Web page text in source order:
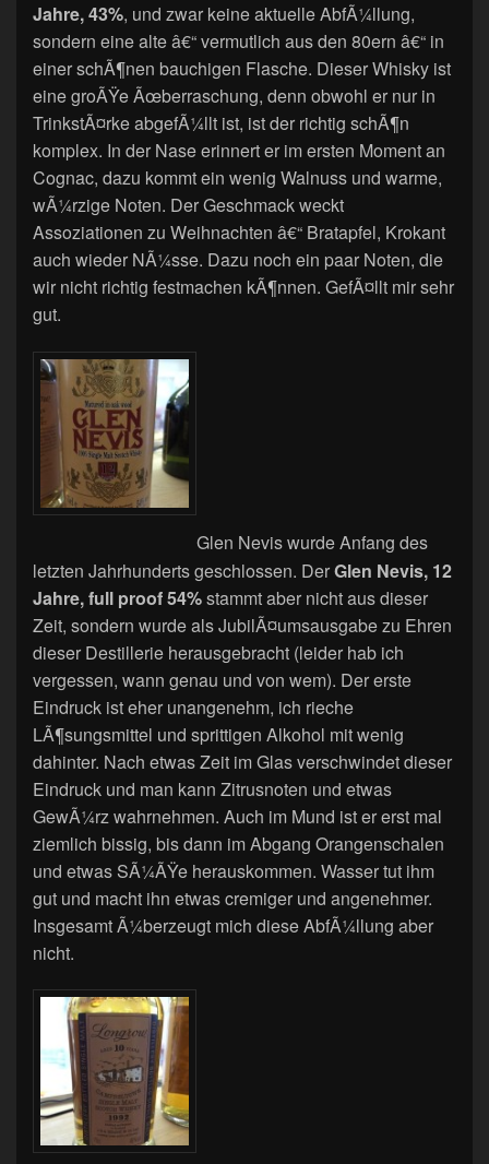
Jahre, 43%, und zwar keine aktuelle AbfÃ¼llung,
sondern eine alte â€“ vermutlich aus den 80ern â€“ in
einer schÃ¶nen bauchigen Flasche. Dieser Whisky ist
eine groÃŸe Ãœberraschung, denn obwohl er nur in
TrinkstÃ¤rke abgefÃ¼llt ist, ist der richtig schÃ¶n
komplex. In der Nase erinnert er im ersten Moment an
Cognac, dazu kommt ein wenig Walnuss und warme,
wÃ¼rzige Noten. Der Geschmack weckt
Assoziationen zu Weihnachten â€“ Bratapfel, Krokant
auch wieder NÃ¼sse. Dazu noch ein paar Noten, die
wir nicht richtig festmachen kÃ¶nnen. GefÃ¤llt mir sehr
gut.
Glen Nevis wurde Anfang des
letzten Jahrhunderts geschlossen. DerGlen Nevis, 12
Jahre, full proof 54%stammt aber nicht aus dieser
Zeit, sondern wurde als JubilÃ¤umsausgabe zu Ehren
dieser Destillerie herausgebracht (leider hab ich
vergessen, wann genau und von wem). Der erste
Eindruck ist eher unangenehm, ich rieche
LÃ¶sungsmittel und sprittigen Alkohol mit wenig
dahinter. Nach etwas Zeit im Glas verschwindet dieser
Eindruck und man kann Zitrusnoten und etwas
GewÃ¼rz wahrnehmen. Auch im Mund ist er erst mal
ziemlich bissig, bis dann im Abgang Orangenschalen
und etwas SÃ¼ÃŸe herauskommen. Wasser tut ihm
gut und macht ihn etwas cremiger und angenehmer.
Insgesamt Ã¼berzeugt mich diese AbfÃ¼llung aber
nicht.